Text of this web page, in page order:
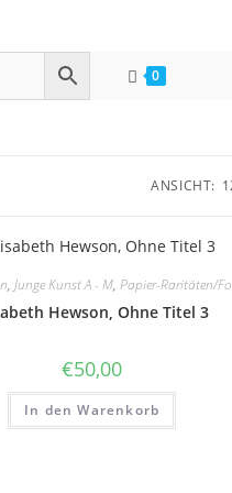
0
ANSICHT:
,Junge Kunst A - M,Papier-Raritäten/
Hewson, Ohne Titel 3
€50,00
In den Warenkorb